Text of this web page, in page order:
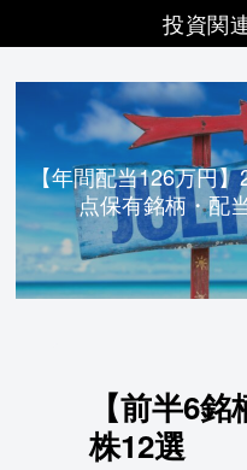
投資関
【年間配当126万円
点保有銘柄・配
【前半6
株12選